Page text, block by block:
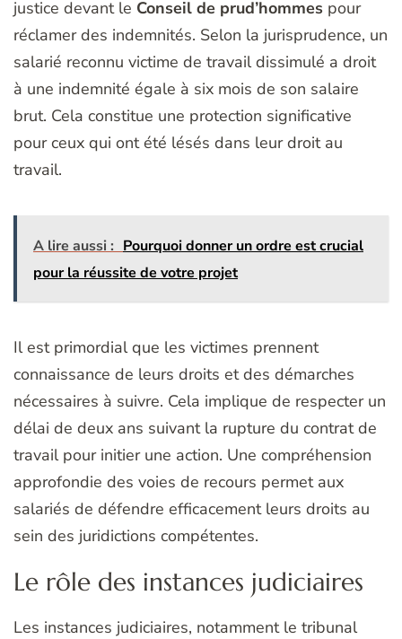
justice devant le Conseil de prud’hommes pour
réclamer des indemnités. Selon la jurisprudence, un
salarié reconnu victime de travail dissimulé a droit
à une indemnité égale à six mois de son salaire
brut. Cela constitue une protection significative
pour ceux qui ont été lésés dans leur droit au
travail.
A lire aussi : Pourquoi donner un ordre est crucial
pour la réussite de votre projet
Il est primordial que les victimes prennent
connaissance de leurs droits et des démarches
nécessaires à suivre. Cela implique de respecter un
délai de deux ans suivant la rupture du contrat de
travail pour initier une action. Une compréhension
approfondie des voies de recours permet aux
salariés de défendre efficacement leurs droits au
sein des juridictions compétentes.
Le rôle des instances judiciaires
Les instances judiciaires, notamment le tribunal